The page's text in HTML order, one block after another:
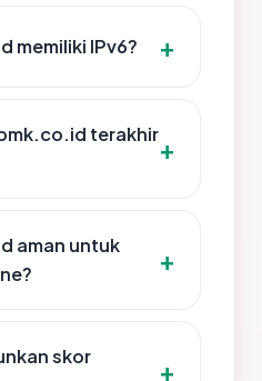
memiliki IPv6?
terakhir
aman untuk
skor